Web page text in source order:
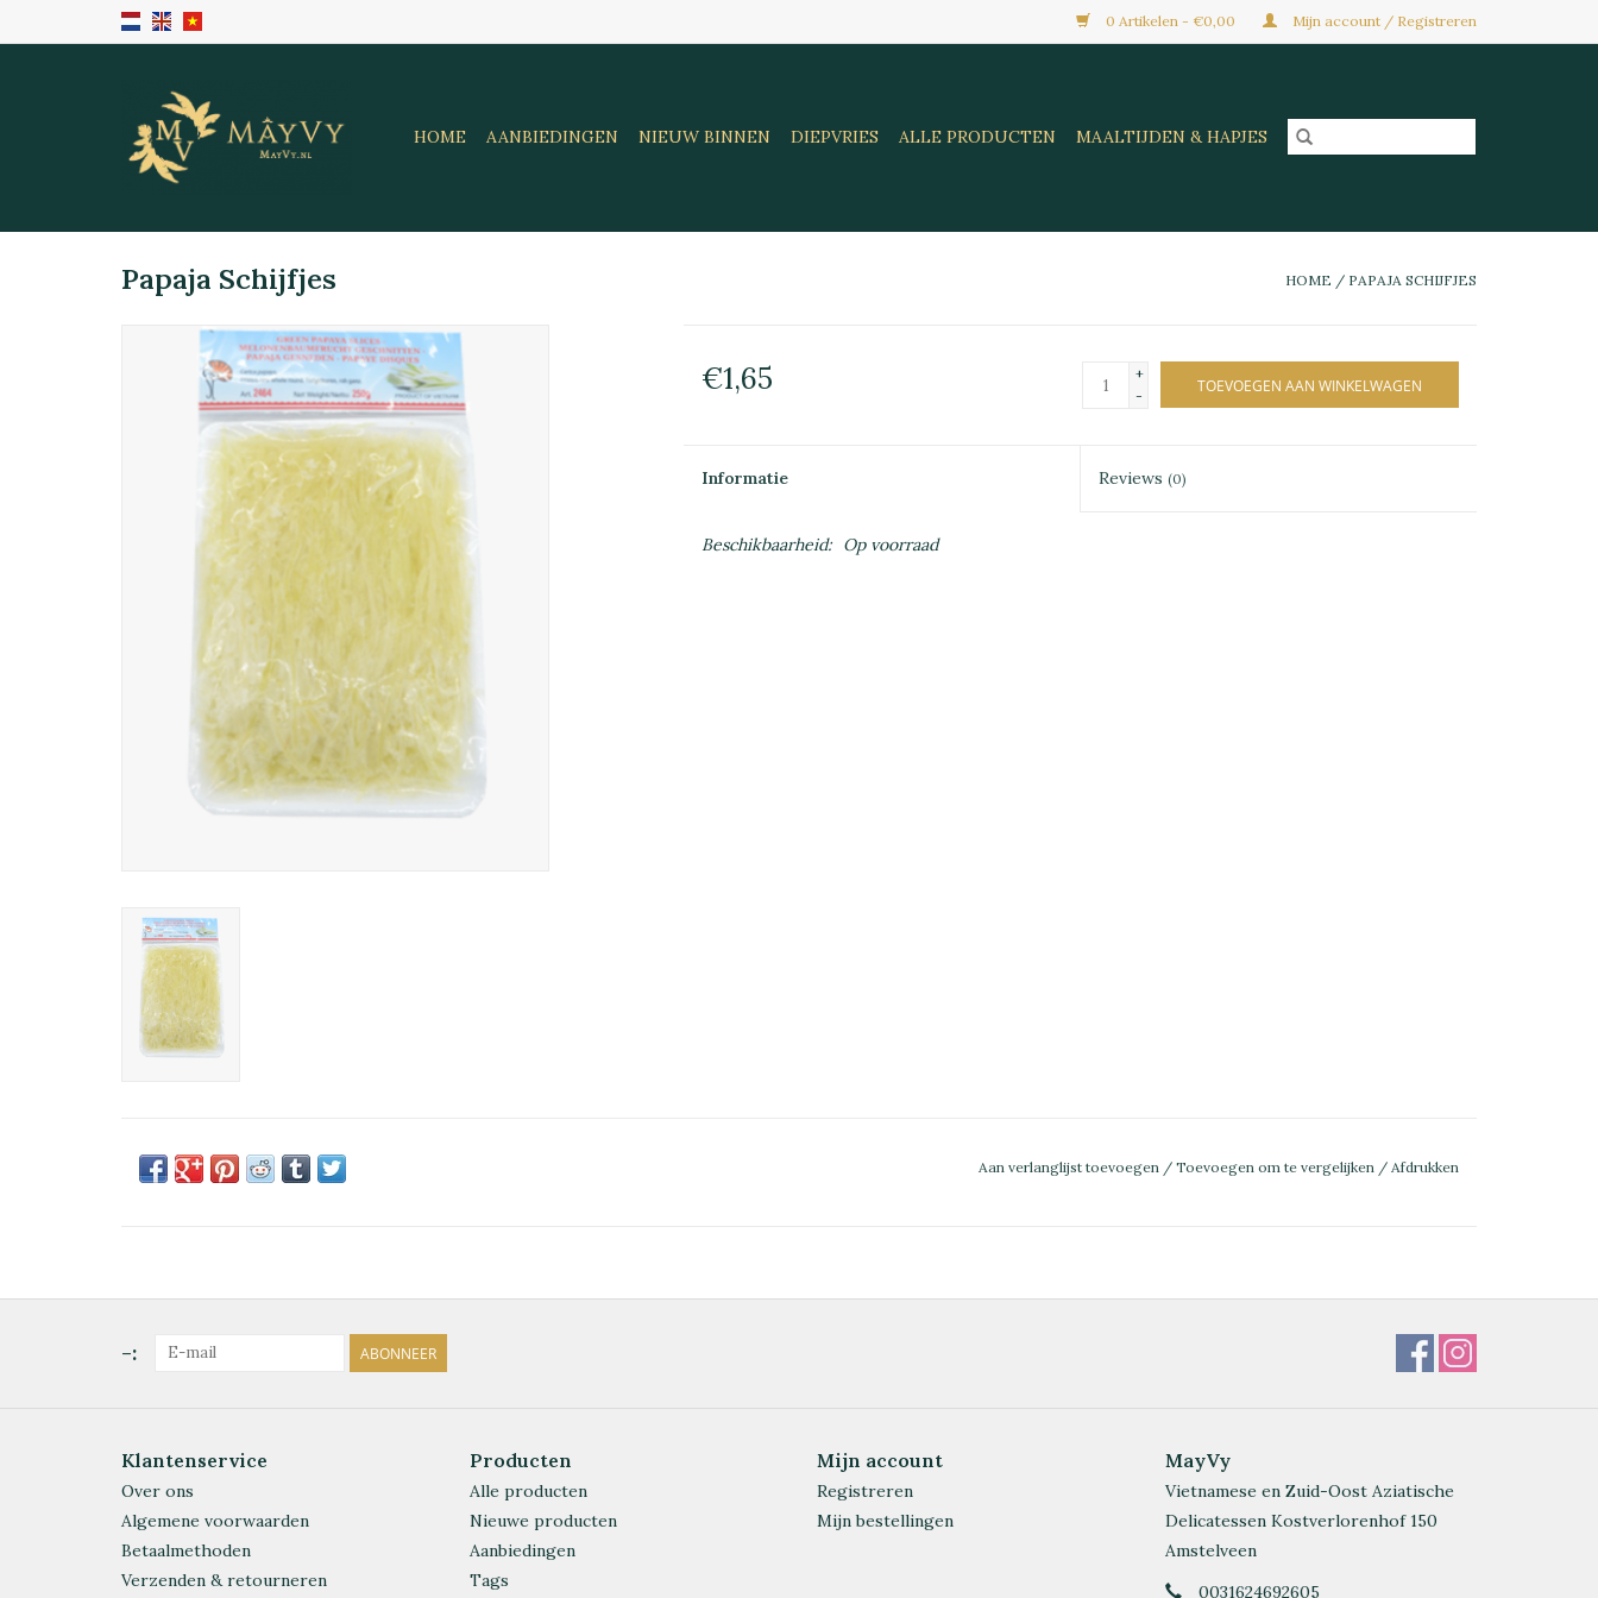
0 Artikelen - €0,00 Mijn account / Registreren
HOME AANBIEDINGEN NIEUW BINNEN DIEPVRIES ALLE PRODUCTEN MAALTIJDEN & HAPJES
Papaja Schijfjes HOME / PAPAJA SCHIJFJES
€1,65
+
-
TOEVOEGEN AAN WINKELWAGEN
Informatie Reviews(0)
Beschikbaarheid: Op voorraad
Aan verlanglijst toevoegen / Toevoegen om te vergelijken / Afdrukken
-: ABONNEER
Klantenservice
Over ons
Algemene voorwaarden
Betaalmethoden
Verzenden & retourneren
Producten
Alle producten
Nieuwe producten
Aanbiedingen
Tags
Mijn account
Registreren
Mijn bestellingen
MayVy
Vietnamese en Zuid-Oost Aziatische
Delicatessen Kostverlorenhof 150
Amstelveen
0031624692605